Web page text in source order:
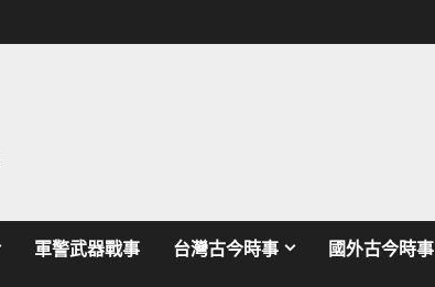
軍警武器戰事 台灣古今時事 國外古今時事